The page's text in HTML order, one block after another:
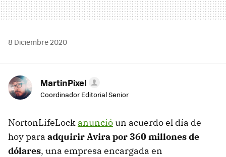
8 Diciembre 2020
MartinPixel
Coordinador Editorial Senior
NortonLifeLock anuncióun acuerdo el día de
hoy para adquirir Avira por 360 millones de
dólares, una empresa encargada en